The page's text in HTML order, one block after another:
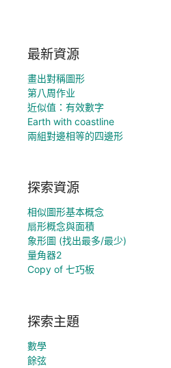
最新資源
畫出對稱圖形
第八周作业
近似值：有效數字
Earth with coastline
兩組對邊相等的四邊形
探索資源
相似圖形基本概念
扇形概念與面積
象形圖 (找出最多/最少)
量角器2
Copy of 七巧板
探索主題
數學
餘弦